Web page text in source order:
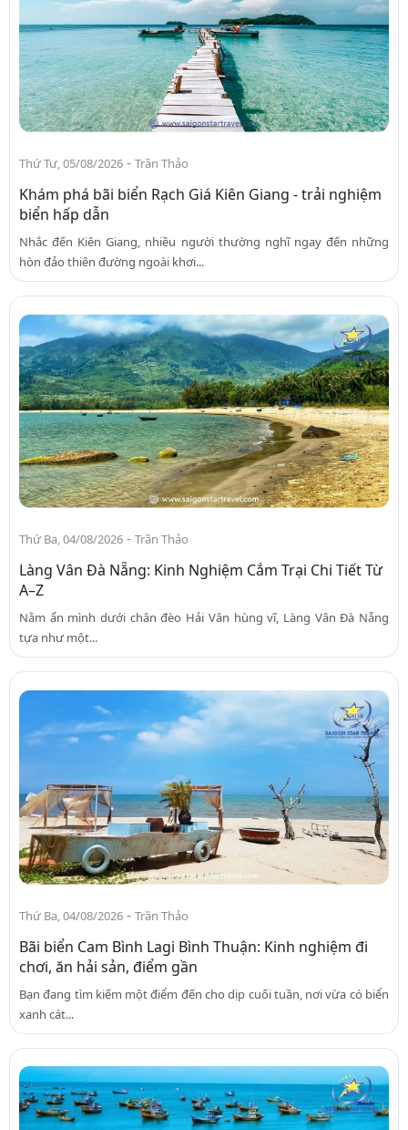
Thứ Tư, 05/08/2026 - Trần Thảo
Khám phá bãi biển Rạch Giá Kiên Giang - trải nghiệm
biển hấp dẫn
Nhắc đến Kiên Giang, nhiều người thường nghĩ ngay đến những
hòn đảo thiên đường ngoài khơi...
Thứ Ba, 04/08/2026 - Trần Thảo
Làng Vân Đà Nẵng: Kinh Nghiệm Cắm Trại Chi Tiết Từ
A–Z
Nằm ẩn mình dưới chân đèo Hải Vân hùng vĩ, Làng Vân Đà Nẵng
tựa như một...
Thứ Ba, 04/08/2026 - Trần Thảo
Bãi biển Cam Bình Lagi Bình Thuận: Kinh nghiệm đi
chơi, ăn hải sản, điểm gần
Bạn đang tìm kiếm một điểm đến cho dịp cuối tuần, nơi vừa có biển
xanh cát...